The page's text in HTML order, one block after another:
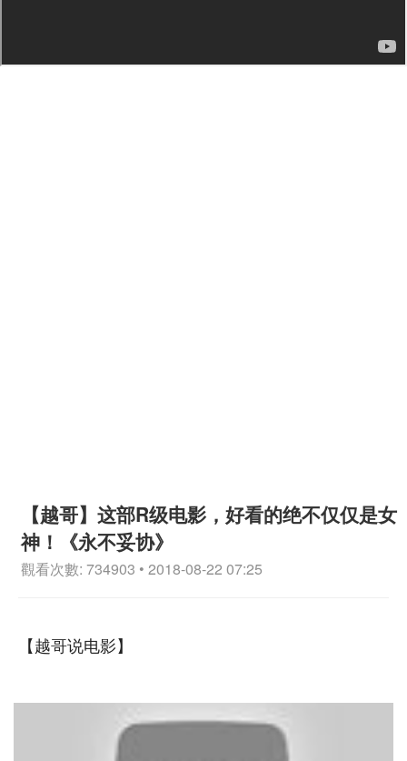
【越哥】这部R级电影，好看的绝不仅仅是女
神！《永不妥协》
觀看次數: 734903 • 2018-08-22 07:25
【越哥说电影】